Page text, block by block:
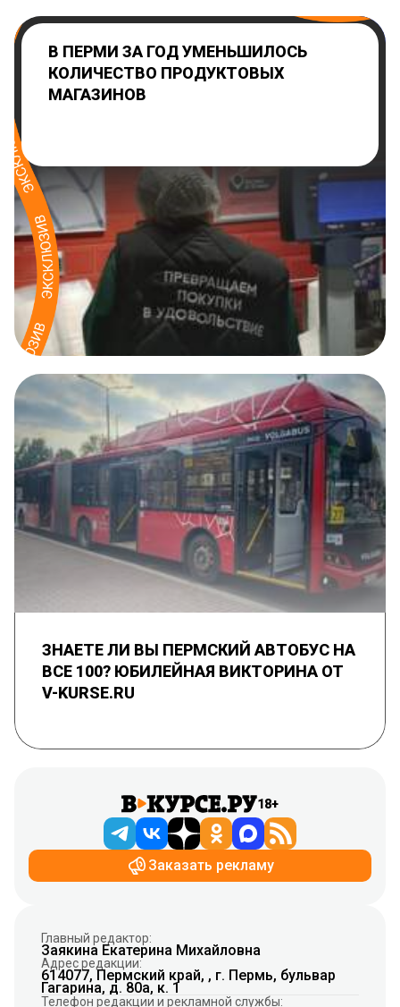
В ПЕРМИ ЗА ГОД УМЕНЬШИЛОСЬ
КОЛИЧЕСТВО ПРОДУКТОВЫХ
МАГАЗИНОВ
ЗНАЕТЕ ЛИ ВЫ ПЕРМСКИЙ АВТОБУС НА
ВСЕ 100? ЮБИЛЕЙНАЯ ВИКТОРИНА ОТ
V-KURSE.RU
18+
Заказать рекламу
Главный редактор:
Заякина Екатерина Михайловна
Адрес редакции:
614077, Пермский край, , г. Пермь, бульвар
Гагарина, д. 80а, к. 1
Телефон редакции и рекламной службы: